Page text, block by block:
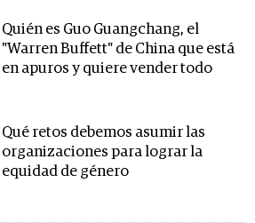
Quién es Guo Guangchang, el
"Warren Buffett" de China que está
en apuros y quiere vender todo
Qué retos debemos asumir las
organizaciones para lograr la
equidad de género